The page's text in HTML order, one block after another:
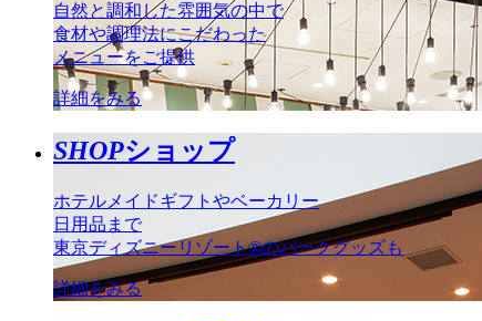
自然と調和した雰囲気の中で
食材や調理法にこだわった
メニューをご提供
詳細をみる
SHOPショップ
ホテルメイドギフトやベーカリー
日用品まで
東京ディズニーリゾート®のパークグッズも
詳細をみる